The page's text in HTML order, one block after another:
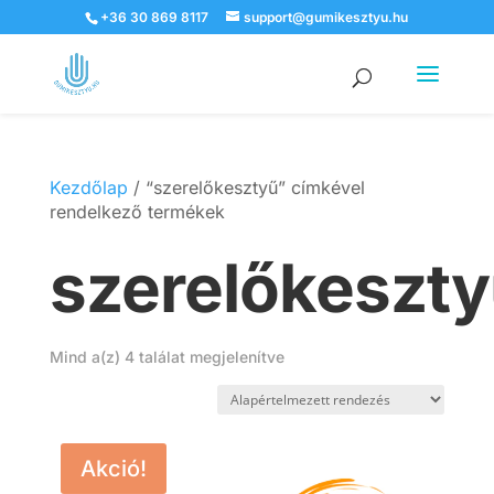
+36 30 869 8117 support@gumikesztyu.hu
Products
search
Kezdőlap / “szerelőkesztyű” címkével
rendelkező termékek
Mind a(z) 4 találat megjelenítve
Akció!